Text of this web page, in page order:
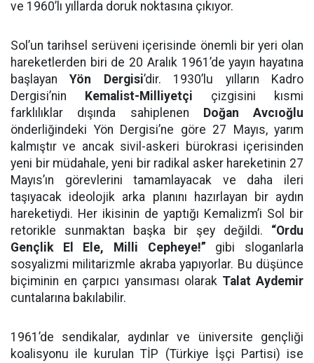
ve 1960’lı yıllarda doruk noktasına çıkıyor.
Sol’un tarihsel serüveni içerisinde önemli bir yeri olan
hareketlerden biri de 20 Aralık 1961’de yayın hayatına
başlayanYön Dergisi’dir. 1930’lu yılların Kadro
Dergisi’nin
Kemalist-Milliyetçi çizgisini kısmi
farklılıklar dışında sahiplenen
Doğan Avcıoğlu
önderliğindeki Yön Dergisi’ne göre 27 Mayıs, yarım
kalmıştır ve ancak sivil-askeri bürokrasi içerisinden
yeni bir müdahale, yeni bir radikal asker hareketinin 27
Mayıs’ın görevlerini tamamlayacak ve daha ileri
taşıyacak ideolojik arka planını hazırlayan bir aydın
hareketiydi. Her ikisinin de yaptığı Kemalizm’i Sol bir
retorikle sunmaktan başka bir şey değildi. “Ordu
Gençlik El Ele, Milli Cepheye!” gibi sloganlarla
sosyalizmi militarizmle akraba yapıyorlar. Bu düşünce
biçiminin en çarpıcı yansıması olarak Talat Aydemir
cuntalarına bakılabilir.
1961’de sendikalar, aydınlar ve üniversite gençliği
koalisyonu ile kurulan TİP (Türkiye İşçi Partisi) ise